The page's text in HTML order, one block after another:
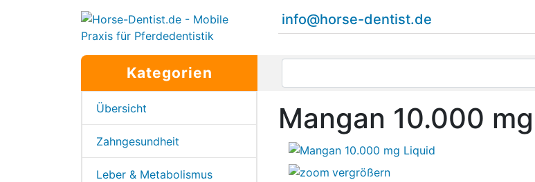
info@horse-dentist.de
Kategorien
Übersicht
Zahngesundheit
Leber & Metabolismus
Mangan 10.000
vergrößern